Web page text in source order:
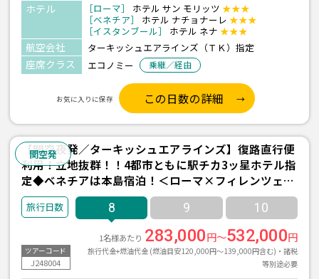
ホテル ［ローマ］ ホテル サン モリッツ ★★★
［ベネチア］
ホテル ナチョナーレ ★★★
［イスタンブール］
ホテル ネナ ★★★
航空会社 ターキッシュエアラインズ（ＴＫ）指定
座席クラス エコノミー 乗継／経由
お気に入りに保存 この日数の詳細
関空発
【関空夜発／ターキッシュエアラインズ】復路直行便
利用！立地抜群！！4都市ともに駅チカ3ッ星ホテル指
定◆ベネチアは本島宿泊！＜ローマ×フィレンツェ×
ベネチア×イスタンブール＞8日間
8 9 10
ツアーコード
J248004
1名様あたり 283,000円～532,000円
旅行代金+燃油代金 (燃油目安120,000円～139,000円含む)・諸税
等別途必要